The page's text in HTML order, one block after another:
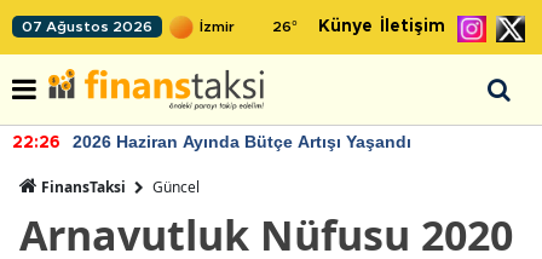
07 Ağustos 2026 26° Künye İletişim
22:26 2026 Haziran Ayında Bütçe Artışı Yaşandı
FinansTaksi Güncel
Arnavutluk Nüfusu 2020